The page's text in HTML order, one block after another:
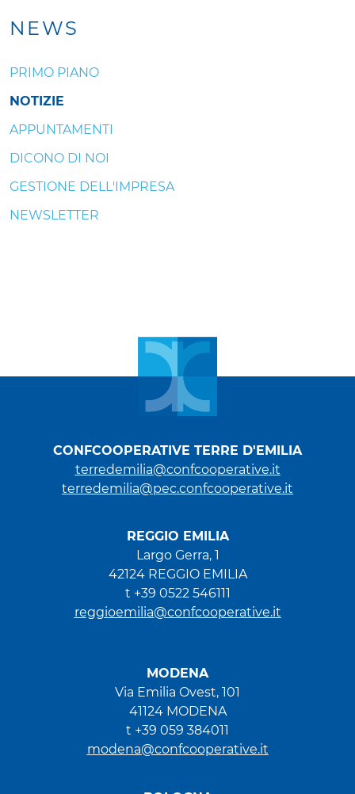
NEWS
PRIMO PIANO
NOTIZIE
APPUNTAMENTI
DICONO DI NOI
GESTIONE DELL'IMPRESA
NEWSLETTER
CONFCOOPERATIVE TERRE D'EMILIA
terredemilia@confcooperative.it
terredemilia@pec.confcooperative.it
REGGIO EMILIA
Largo Gerra, 1
42124 REGGIO EMILIA
t +39 0522 546111
reggioemilia@confcooperative.it
MODENA
Via Emilia Ovest, 101
41124 MODENA
t +39 059 384011
modena@confcooperative.it